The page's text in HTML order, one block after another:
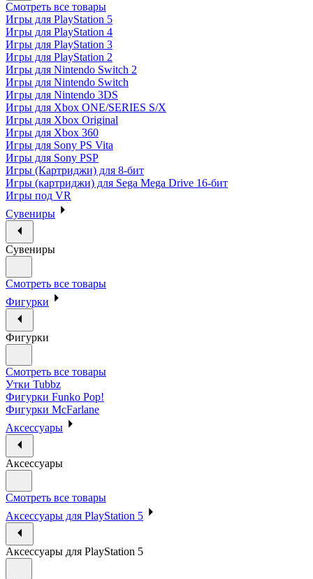
Смотреть все товары
Игры для PlayStation 5
Игры для PlayStation 4
Игры для PlayStation 3
Игры для PlayStation 2
Игры для Nintendo Switch 2
Игры для Nintendo Switch
Игры для Nintendo 3DS
Игры для Xbox ONE/SERIES S/X
Игры для Xbox Original
Игры для Xbox 360
Игры для Sony PS Vita
Игры для Sony PSP
Игры (Картриджи) для 8-бит
Игры (картриджи) для Sega Mega Drive 16-бит
Игры под VR
Сувениры
Сувениры
Смотреть все товары
Фигурки
Фигурки
Смотреть все товары
Утки Tubbz
Фигурки Funko Pop!
Фигурки McFarlane
Аксессуары
Аксессуары
Смотреть все товары
Аксессуары для PlayStation 5
Аксессуары для PlayStation 5